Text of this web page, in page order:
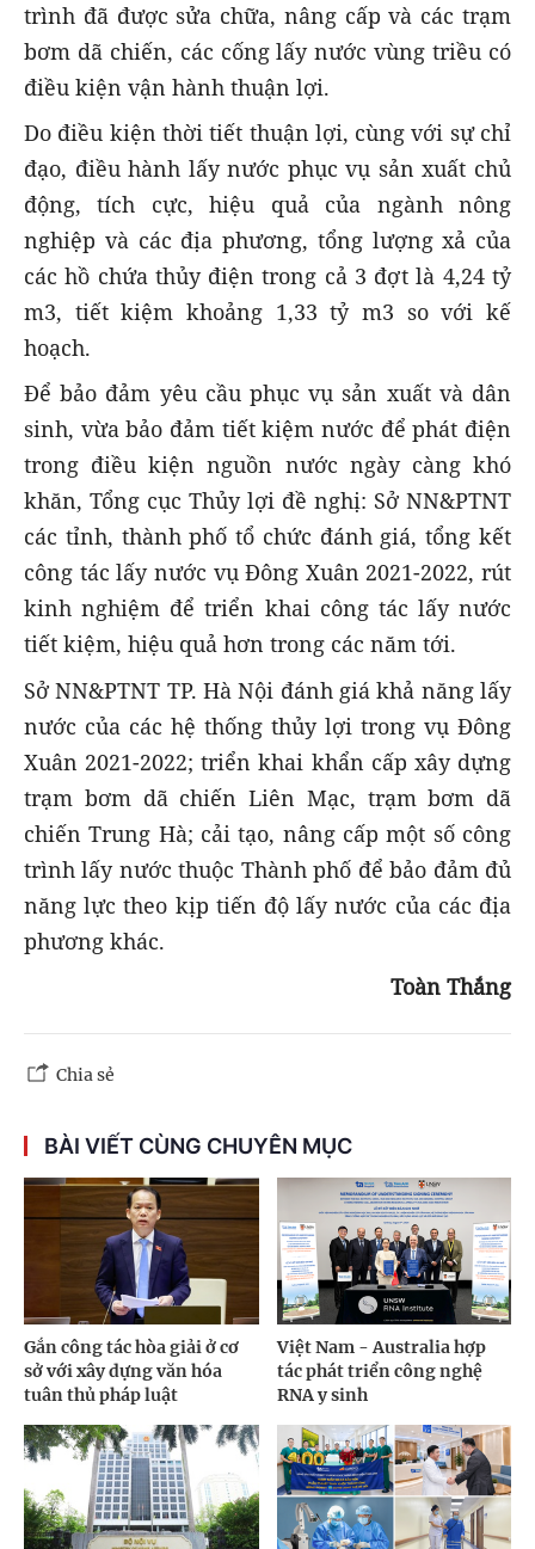
trình đã được sửa chữa, nâng cấp và các trạm
bơm dã chiến, các cống lấy nước vùng triều có
điều kiện vận hành thuận lợi.
Do điều kiện thời tiết thuận lợi, cùng với sự chỉ
đạo, điều hành lấy nước phục vụ sản xuất chủ
động, tích cực, hiệu quả của ngành nông
nghiệp và các địa phương, tổng lượng xả của
các hồ chứa thủy điện trong cả 3 đợt là 4,24 tỷ
m3, tiết kiệm khoảng 1,33 tỷ m3 so với kế
hoạch.
Để bảo đảm yêu cầu phục vụ sản xuất và dân
sinh, vừa bảo đảm tiết kiệm nước để phát điện
trong điều kiện nguồn nước ngày càng khó
khăn, Tổng cục Thủy lợi đề nghị: Sở NN&PTNT
các tỉnh, thành phố tổ chức đánh giá, tổng kết
công tác lấy nước vụ Đông Xuân 2021-2022, rút
kinh nghiệm để triển khai công tác lấy nước
tiết kiệm, hiệu quả hơn trong các năm tới.
Sở NN&PTNT TP. Hà Nội đánh giá khả năng lấy
nước của các hệ thống thủy lợi trong vụ Đông
Xuân 2021-2022; triển khai khẩn cấp xây dựng
trạm bơm dã chiến Liên Mạc, trạm bơm dã
chiến Trung Hà; cải tạo, nâng cấp một số công
trình lấy nước thuộc Thành phố để bảo đảm đủ
năng lực theo kịp tiến độ lấy nước của các địa
phương khác.
Toàn Thắng
Chia sẻ
BÀI VIẾT CÙNG CHUYÊN MỤC
Gắn công tác hòa giải ở cơ
sở với xây dựng văn hóa
tuân thủ pháp luật
Việt Nam - Australia hợp
tác phát triển công nghệ
RNA y sinh